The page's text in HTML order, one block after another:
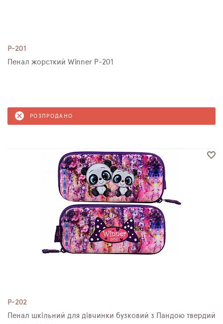
P-201
Пенал жорсткий Winner P-201
РОЗПРОДАНО
P-202
Пенал шкільний для дівчинки бузковий з Пандою твердий